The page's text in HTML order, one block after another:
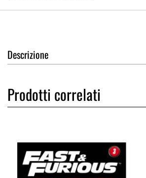
Descrizione
Prodotti correlati